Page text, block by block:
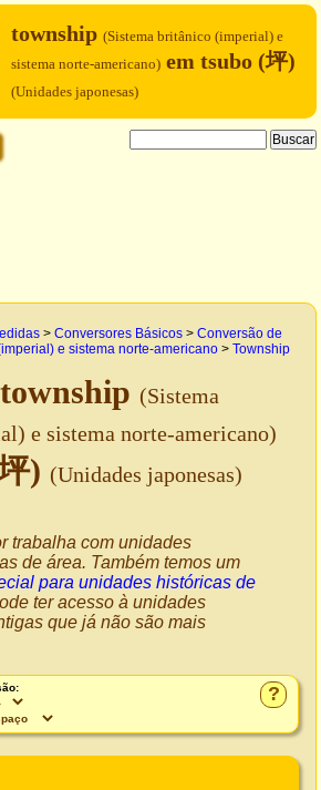
township (Sistema britânico (imperial) e
sistema norte-americano) em tsubo (坪)
(Unidades japonesas)
> Conversores Básicos > Conversão de
e sistema norte-americano > Township
(Sistema
e sistema norte-americano)
) (Unidades japonesas)
trabalha com unidades
de área. Também temos um
para unidades históricas de
ter acesso à unidades
que já não são mais
?